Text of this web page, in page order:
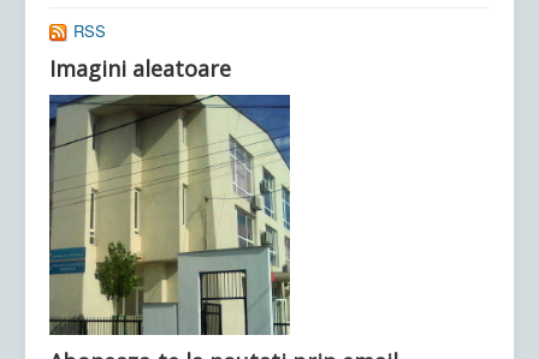
Ultimele articole: Vi, 04.11.2022 -
Județean Mehedinți
RSS
Imagini aleatoare